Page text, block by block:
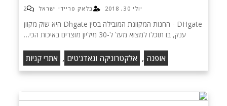
יולי 30, 2018 בלאק פריידי ישראל 2
DHgate - החנות המקוונת המובילה בסין Dhgate היא שוק מקוון
ענק, בו תוכלו למצוא מעל ל-30 מיליון מוצרים באיכות הכי…
אופנה , אלקטרוניקה וגאדג'טים , אתרי קניות